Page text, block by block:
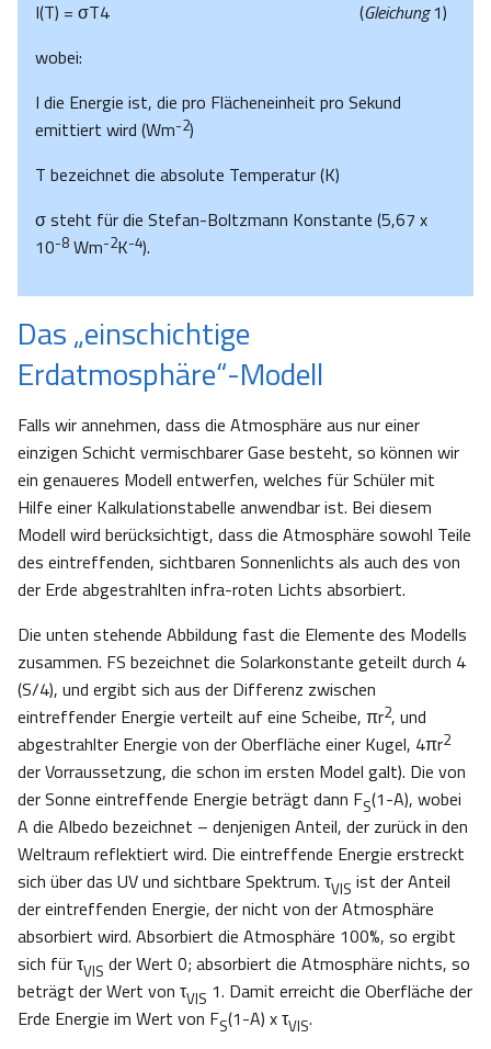
I(T) = σT4 (Gleichung1)
wobei:
I die Energie ist, die pro Flächeneinheit pro Sekund
emittiert wird (Wm-2)
T bezeichnet die absolute Temperatur (K)
σ steht für die Stefan-Boltzmann Konstante (5,67 x
10-8 Wm-2K-4).
Das „einschichtige
Erdatmosphäre“-Modell
Falls wir annehmen, dass die Atmosphäre aus nur einer
einzigen Schicht vermischbarer Gase besteht, so können wir
ein genaueres Modell entwerfen, welches für Schüler mit
Hilfe einer Kalkulationstabelle anwendbar ist. Bei diesem
Modell wird berücksichtigt, dass die Atmosphäre sowohl Teile
des eintreffenden, sichtbaren Sonnenlichts als auch des von
der Erde abgestrahlten infra-roten Lichts absorbiert.
Die unten stehende Abbildung fast die Elemente des Modells
zusammen. FS bezeichnet die Solarkonstante geteilt durch 4
(S/4), und ergibt sich aus der Differenz zwischen
eintreffender Energie verteilt auf eine Scheibe, πr2, und
abgestrahlter Energie von der Oberfläche einer Kugel, 4πr2
der Vorraussetzung, die schon im ersten Model galt). Die von
der Sonne eintreffende Energie beträgt dann FS(1-A), wobei
A die Albedo bezeichnet – denjenigen Anteil, der zurück in den
Weltraum reflektiert wird. Die eintreffende Energie erstreckt
sich über das UV und sichtbare Spektrum. τVIS ist der Anteil
der eintreffenden Energie, der nicht von der Atmosphäre
absorbiert wird. Absorbiert die Atmosphäre 100%, so ergibt
sich für τVIS der Wert 0; absorbiert die Atmosphäre nichts, so
beträgt der Wert von τVIS 1. Damit erreicht die Oberfläche der
Erde Energie im Wert von FS(1-A) x τVIS.